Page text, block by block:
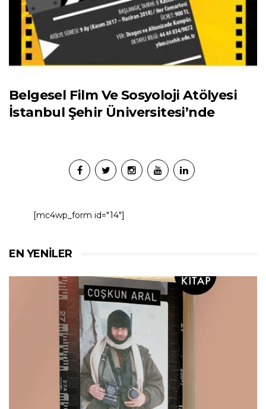
Belgesel Film Ve Sosyoloji Atölyesi
İstanbul Şehir Üniversitesi’nde
[mc4wp_form id="14"]
EN YENILER